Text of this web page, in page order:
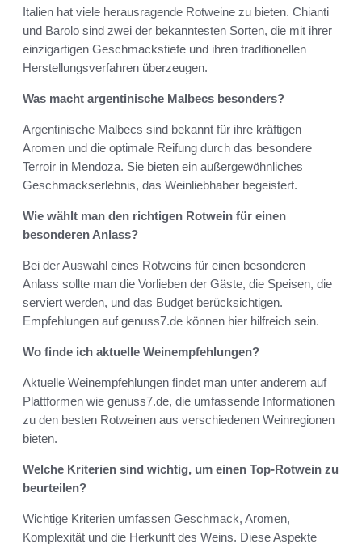
Italien hat viele herausragende Rotweine zu bieten. Chianti
und Barolo sind zwei der bekanntesten Sorten, die mit ihrer
einzigartigen Geschmackstiefe und ihren traditionellen
Herstellungsverfahren überzeugen.
Was macht argentinische Malbecs besonders?
Argentinische Malbecs sind bekannt für ihre kräftigen
Aromen und die optimale Reifung durch das besondere
Terroir in Mendoza. Sie bieten ein außergewöhnliches
Geschmackserlebnis, das Weinliebhaber begeistert.
Wie wählt man den richtigen Rotwein für einen
besonderen Anlass?
Bei der Auswahl eines Rotweins für einen besonderen
Anlass sollte man die Vorlieben der Gäste, die Speisen, die
serviert werden, und das Budget berücksichtigen.
Empfehlungen auf genuss7.de können hier hilfreich sein.
Wo finde ich aktuelle Weinempfehlungen?
Aktuelle Weinempfehlungen findet man unter anderem auf
Plattformen wie genuss7.de, die umfassende Informationen
zu den besten Rotweinen aus verschiedenen Weinregionen
bieten.
Welche Kriterien sind wichtig, um einen Top-Rotwein zu
beurteilen?
Wichtige Kriterien umfassen Geschmack, Aromen,
Komplexität und die Herkunft des Weins. Diese Aspekte